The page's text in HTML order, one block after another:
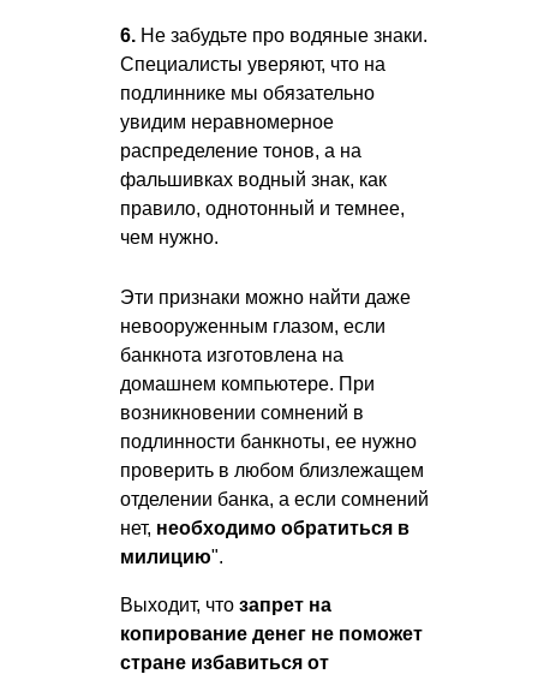
6. Не забудьте про водяные знаки.
Специалисты уверяют, что на
подлиннике мы обязательно
увидим неравномерное
распределение тонов, а на
фальшивках водный знак, как
правило, однотонный и темнее,
чем нужно.
Эти признаки можно найти даже
невооруженным глазом, если
банкнота изготовлена на
домашнем компьютере. При
возникновении сомнений в
подлинности банкноты, ее нужно
проверить в любом близлежащем
отделении банка, а если сомнений
нет, необходимо обратиться в
милицию".
Выходит, что запрет на
копирование денег не поможет
стране избавиться от